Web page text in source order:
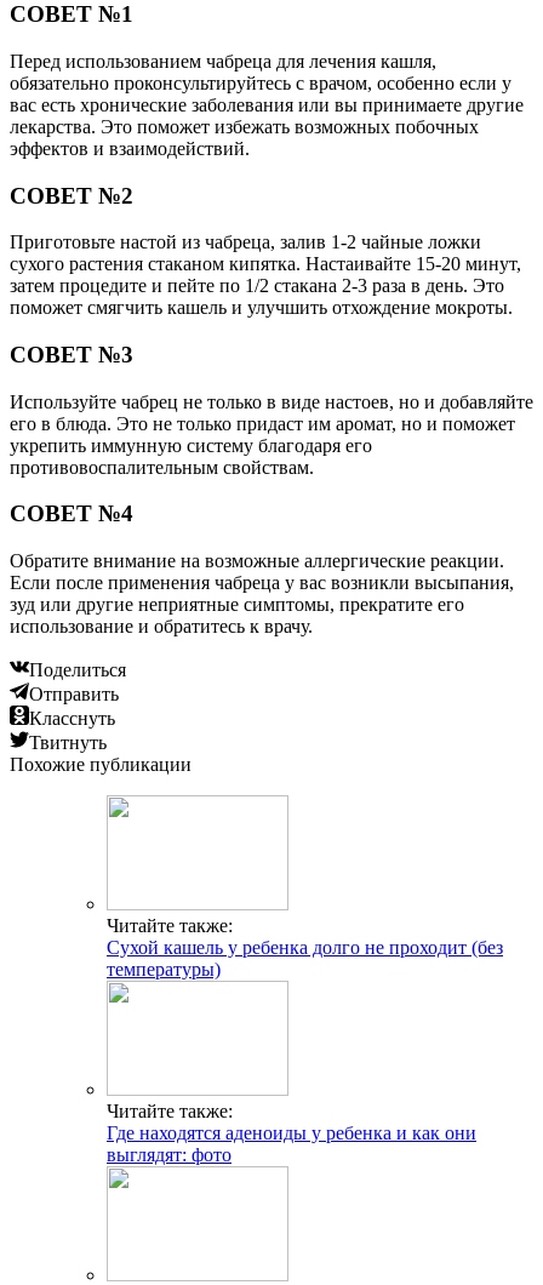
СОВЕТ №1
Перед использованием чабреца для лечения кашля,
обязательно проконсультируйтесь с врачом, особенно если у
вас есть хронические заболевания или вы принимаете другие
лекарства. Это поможет избежать возможных побочных
эффектов и взаимодействий.
СОВЕТ №2
Приготовьте настой из чабреца, залив 1-2 чайные ложки
сухого растения стаканом кипятка. Настаивайте 15-20 минут,
затем процедите и пейте по 1/2 стакана 2-3 раза в день. Это
поможет смягчить кашель и улучшить отхождение мокроты.
СОВЕТ №3
Используйте чабрец не только в виде настоев, но и добавляйте
его в блюда. Это не только придаст им аромат, но и поможет
укрепить иммунную систему благодаря его
противовоспалительным свойствам.
СОВЕТ №4
Обратите внимание на возможные аллергические реакции.
Если после применения чабреца у вас возникли высыпания,
зуд или другие неприятные симптомы, прекратите его
использование и обратитесь к врачу.
Поделиться
Отправить
Класснуть
Твитнуть
Похожие публикации
Читайте также:
Сухой кашель у ребенка долго не проходит (без
температуры)
Читайте также:
Где находятся аденоиды у ребенка и как они
выглядят: фото